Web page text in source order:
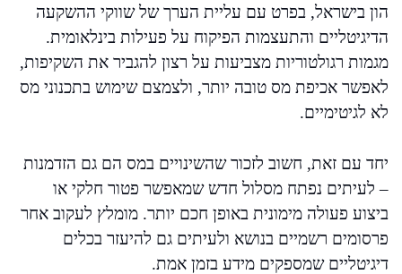
הון בישראל, בפרט עם עליית הערך של שווקי ההשקעה
הדיגיטליים והתעצמות הפיקוח על פעילות בינלאומית.
מגמות רגולטוריות מצביעות על רצון להגביר את השקיפות,
לאפשר אכיפת מס טובה יותר, ולצמצם שימוש בתכנוני מס
לא לגיטימיים.
יחד עם זאת, חשוב לזכור שהשינויים במס הם גם הזדמנות
– לעיתים נפתח מסלול חדש שמאפשר פטור חלקי או
ביצוע פעולה מימונית באופן חכם יותר. מומלץ לעקוב אחר
פרסומים רשמיים בנושא ולעיתים גם להיעזר בכלים
דיגיטליים שמספקים מידע בזמן אמת.